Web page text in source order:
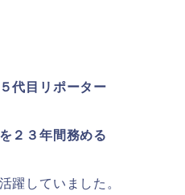
代目リポーター
２３年間務める
躍していました。